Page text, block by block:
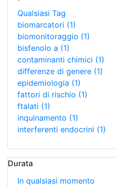
Qualsiasi Tag
biomarcatori (1)
biomonitoraggio (1)
bisfenolo a (1)
contaminanti chimici (1)
differenze di genere (1)
epidemiologia (1)
fattori di rischio (1)
ftalati (1)
inquinamento (1)
interferenti endocrini (1)
Durata
In qualsiasi momento